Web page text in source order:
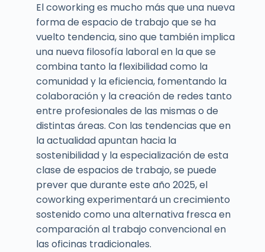
El coworking es mucho más que una nueva
forma de espacio de trabajo que se ha
vuelto tendencia, sino que también implica
una nueva filosofía laboral en la que se
combina tanto la flexibilidad como la
comunidad y la eficiencia, fomentando la
colaboración y la creación de redes tanto
entre profesionales de las mismas o de
distintas áreas. Con las tendencias que en
la actualidad apuntan hacia la
sostenibilidad y la especialización de esta
clase de espacios de trabajo, se puede
prever que durante este año 2025, el
coworking experimentará un crecimiento
sostenido como una alternativa fresca en
comparación al trabajo convencional en
las oficinas tradicionales.